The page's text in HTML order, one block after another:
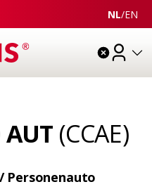
NL/EN
AUT (CCAE)
Personenauto